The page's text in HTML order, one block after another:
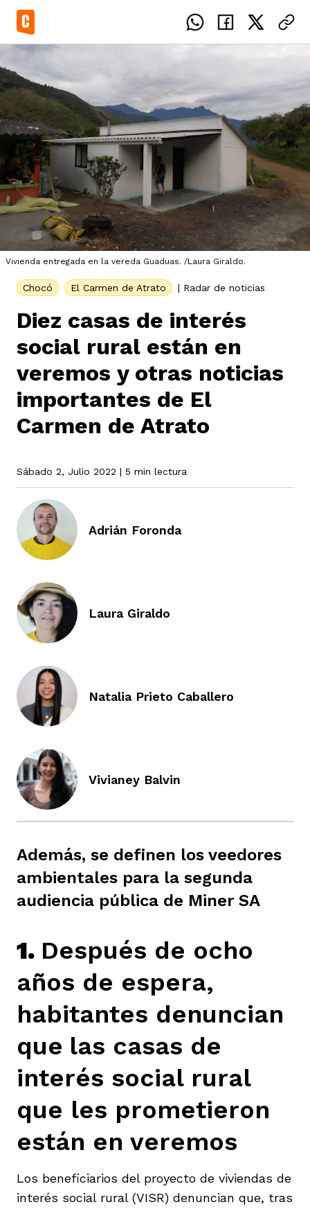
Vivienda entregada en la vereda Guaduas. /Laura Giraldo.
Chocó El Carmen de Atrato | Radar de noticias
Diez casas de interés
social rural están en
veremos y otras noticias
importantes de El
Carmen de Atrato
Sábado 2, Julio 2022 | 5 min lectura
Adrián Foronda
Laura Giraldo
Natalia Prieto Caballero
Vivianey Balvin
Además, se definen los veedores
ambientales para la segunda
audiencia pública de Miner SA
1. Después de ocho
años de espera,
habitantes denuncian
que las casas de
interés social rural
que les prometieron
están en veremos
Los beneficiarios del proyecto de viviendas de
interés social rural (VISR) denuncian que, tras
país
del Caguán
del Cesar
2023
Codazzi
de Atrato
Baja
del Cesar
Ana
Consonante
fórmula
principios
de estilo
equipo
periodistas locales
nuestro contenido